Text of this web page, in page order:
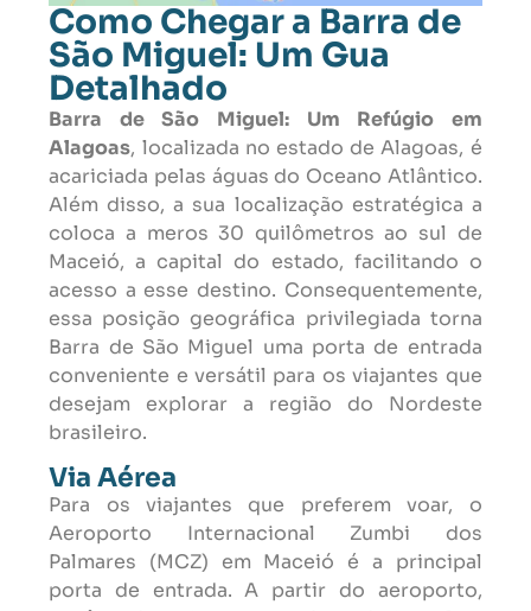
Como Chegar a Barra de
São Miguel: Um Gua
Detalhado
Barra de São Miguel: Um Refúgio em
Alagoas, localizada no estado de Alagoas, é
acariciada pelas águas do Oceano Atlântico.
Além disso, a sua localização estratégica a
coloca a meros 30 quilômetros ao sul de
Maceió, a capital do estado, facilitando o
acesso a esse destino. Consequentemente,
essa posição geográfica privilegiada torna
Barra de São Miguel uma porta de entrada
conveniente e versátil para os viajantes que
desejam explorar a região do Nordeste
brasileiro.
Via Aérea
Para os viajantes que preferem voar, o
Aeroporto Internacional Zumbi dos
Palmares (MCZ) em Maceió é a principal
porta de entrada. A partir do aeroporto,